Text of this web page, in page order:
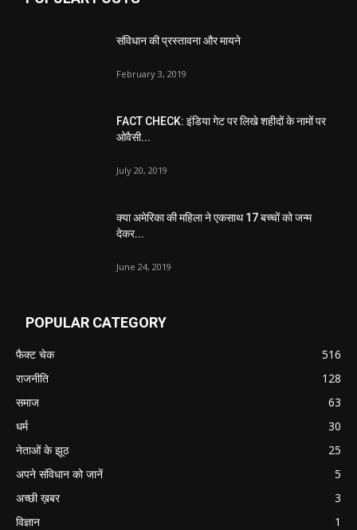
संविधान की प्रस्तावना और मायने
February 3, 2019
FACT CHECK: इंडिया गेट पर लिखे शहीदों के नामों पर
ओवैसी...
July 20, 2019
क्या अमेरिका की महिला ने एकसाथ 17 बच्चों को जन्म
देकर...
June 24, 2019
POPULAR CATEGORY
फैक्ट चेक
516
राजनीति
128
समाज
63
धर्म
30
नेताओं के झूठ
25
अपने संविधान को जानें
5
अच्छी ख़बर
3
विज्ञान
1